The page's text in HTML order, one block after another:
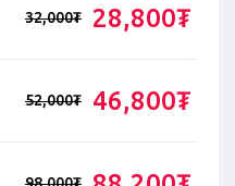
32,000₮ 28,800₮
52,000₮ 46,800₮